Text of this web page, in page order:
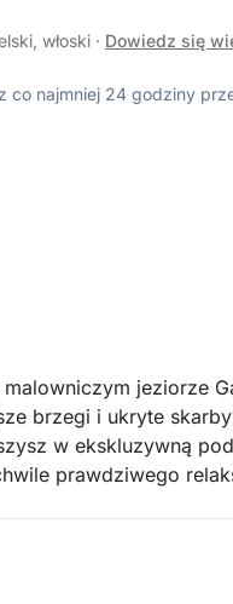
włoski · Dowiedz się
co najmniej 24 godziny
jeziorze
brzegi i ukryte
w ekskluzywną
prawdziwego
w tafli wody.
atmosferą.